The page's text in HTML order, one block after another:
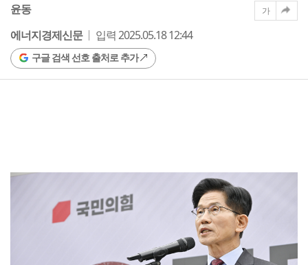
윤동
에너지경제신문
입력 2025.05.18 12:44
구글 검색 선호 출처로 추가
가